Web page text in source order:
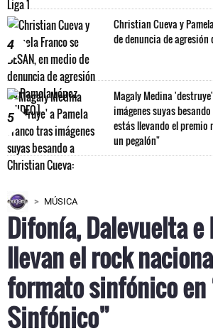
4
Christian Cueva y
de denuncia de agresión
5
Magaly Medina
imágenes suyas
estás llevando el premio
un pegalón"
MÚSICA
Difonía, Dalevuelta
llevan el rock
formato sinfónico
Sinfónico”